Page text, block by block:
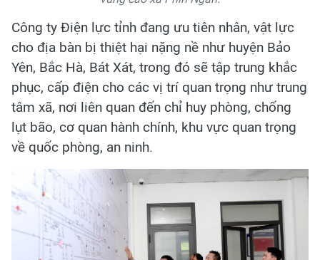
Công ty Điện lực tỉnh đang ưu tiên nhân, vật lực
cho địa bàn bị thiệt hại nặng nề như huyện Bảo
Yên, Bắc Hà, Bát Xát, trong đó sẽ tập trung khắc
phục, cấp điện cho các vị trí quan trọng như trung
tâm xã, nơi liên quan đến chỉ huy phòng, chống
lụt bão, cơ quan hành chính, khu vực quan trọng
về quốc phòng, an ninh.